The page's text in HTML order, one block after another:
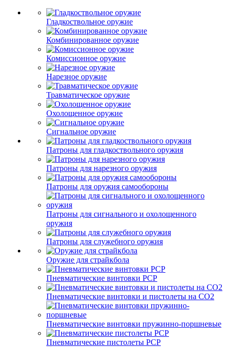
Гладкоствольное оружие
Комбинированное оружие
Комиссионное оружие
Нарезное оружие
Травматическое оружие
Охолощенное оружие
Сигнальное оружие
Патроны для гладкоствольного оружия
Патроны для нарезного оружия
Патроны для оружия самообороны
Патроны для сигнального и охолощенного
оружия
Патроны для служебного оружия
Оружие для страйкбола
Пневматические винтовки PCP
Пневматические винтовки и пистолеты на CO2
Пневматические винтовки пружинно-поршневые
Пневматические пистолеты PCP